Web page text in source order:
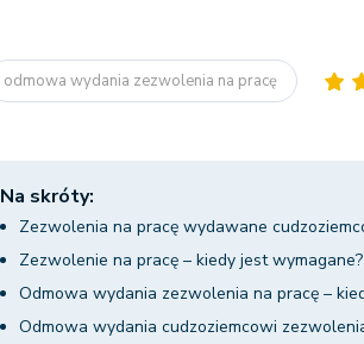
odmowa wydania zezwolenia na pracę
Na skróty:
Zezwolenia na pracę wydawane
Zezwolenie na pracę – kiedy jest wymagane?
Odmowa wydania zezwolenia na pracę –
Odmowa wydania cudzoziemcowi